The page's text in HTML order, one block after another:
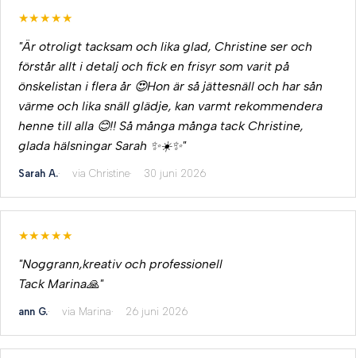
★★★★★
"Är otroligt tacksam och lika glad, Christine ser och
förstår allt i detalj och fick en frisyr som varit på
önskelistan i flera år 😍Hon är så jättesnäll och har sån
värme och lika snäll glädje, kan varmt rekommendera
henne till alla 😊!! Så många många tack Christine,
glada hälsningar Sarah ✨☀️✨"
Sarah A. via Christine 30 juni 2026
★★★★★
"Noggrann,kreativ och professionell
Tack Marina🙏"
ann G. via Marina 26 juni 2026